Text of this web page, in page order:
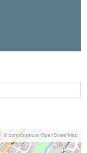
© contributeurs OpenStreetMap